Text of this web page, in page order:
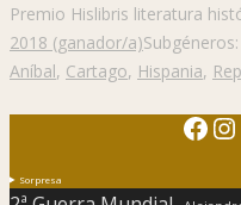
Premio Hislibris literatura
2018 (ganador/a)Subgéneros:
Aníbal, Cartago, Hispania,
Sorpresa